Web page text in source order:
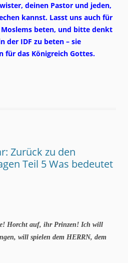
deinen Pastor und jeden,
kannst. Lasst uns auch für
beten, und bitte denkt
der IDF zu beten – sie
für das Königreich Gottes.
Zurück zu den
Teil 5 Was bedeutet
Horcht auf, ihr Prinzen! Ich will
will spielen dem HERRN, dem